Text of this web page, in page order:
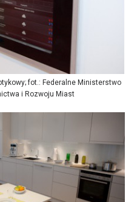
fot.: Federalne Ministerstwo
i Rozwoju Miast